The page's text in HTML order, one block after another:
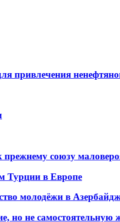
привлечения
союзу
Турции в Европе
молодёжи в
но не самостоятельную